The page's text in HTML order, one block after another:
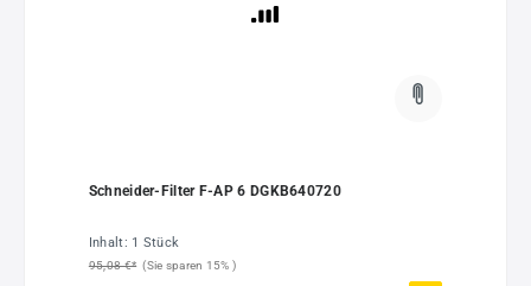
Schneider-Filter F-AP 6 DGKB640720
Inhalt: 1 Stück
95,08 €* (Sie sparen 15% )